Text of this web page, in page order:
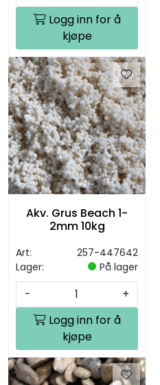
Logg inn for å
kjøpe
Akv. Grus Beach 1-
2mm 10kg
Art:
257-447642
Lager:
På lager
-
+
Logg inn for å
kjøpe